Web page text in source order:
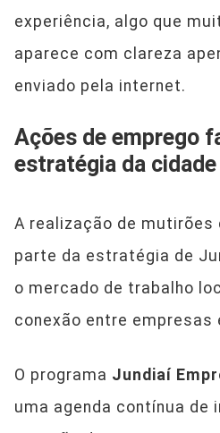
experiência, algo que
aparece com clareza
enviado pela internet.
Ações de emprego
estratégia da cidade
A realização de mutirões
parte da estratégia de
o mercado de trabalho
conexão entre empresas
O programa Jundiaí
uma agenda contínua de